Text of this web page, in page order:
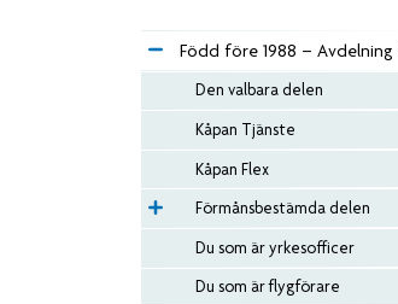
Född före 1988 – Avdelning
Den valbara delen
Kåpan Tjänste
Kåpan Flex
Förmånsbestämda delen
Du som är yrkes­officer
Du som är flygförare